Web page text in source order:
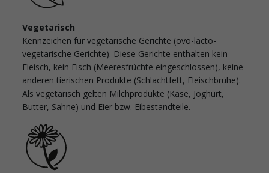
Vegetarisch
Kennzeichen für vegetarische Gerichte (ovo-lacto-
vegetarische Gerichte). Diese Gerichte enthalten kein
Fleisch, kein Fisch (Meeresfrüchte eingeschlossen), keine
anderen tierischen Produkte (Schlachtfett, Fleischbrühe).
Als vegetarisch gelten Milchprodukte (Käse, Joghurt,
Butter, Sahne) und Eier bzw. Eibestandteile.